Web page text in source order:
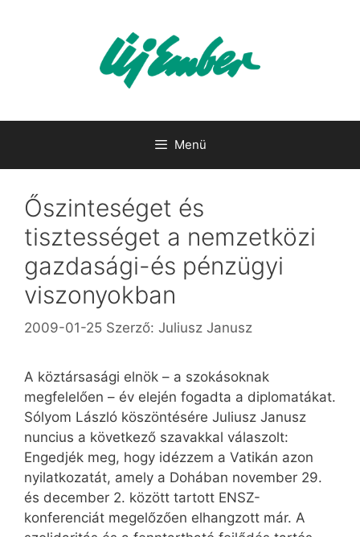
Menü
Őszinteséget és
tisztességet a nemzetközi
gazdasági-és pénzügyi
viszonyokban
2009-01-25 Szerző: Juliusz Janusz
A köztársasági elnök – a szokásoknak
megfelelően – év elején fogadta a diplomatákat.
Sólyom László köszöntésére Juliusz Janusz
nuncius a következő szavakkal válaszolt:
Engedjék meg, hogy idézzem a Vatikán azon
nyilatkozatát, amely a Dohában november 29.
és december 2. között tartott ENSZ-
konferenciát megelőzően elhangzott már. A